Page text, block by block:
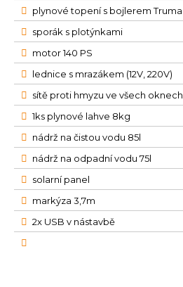
plynové topení s bojlerem Truma
sporák s plotýnkami
motor 140 PS
lednice s mrazákem (12V, 220V)
sítě proti hmyzu ve všech oknech
1ks plynové lahve 8kg
nádrž na čistou vodu 85l
nádrž na odpadní vodu 75l
solarní panel
markýza 3,7m
2x USB v nástavbě